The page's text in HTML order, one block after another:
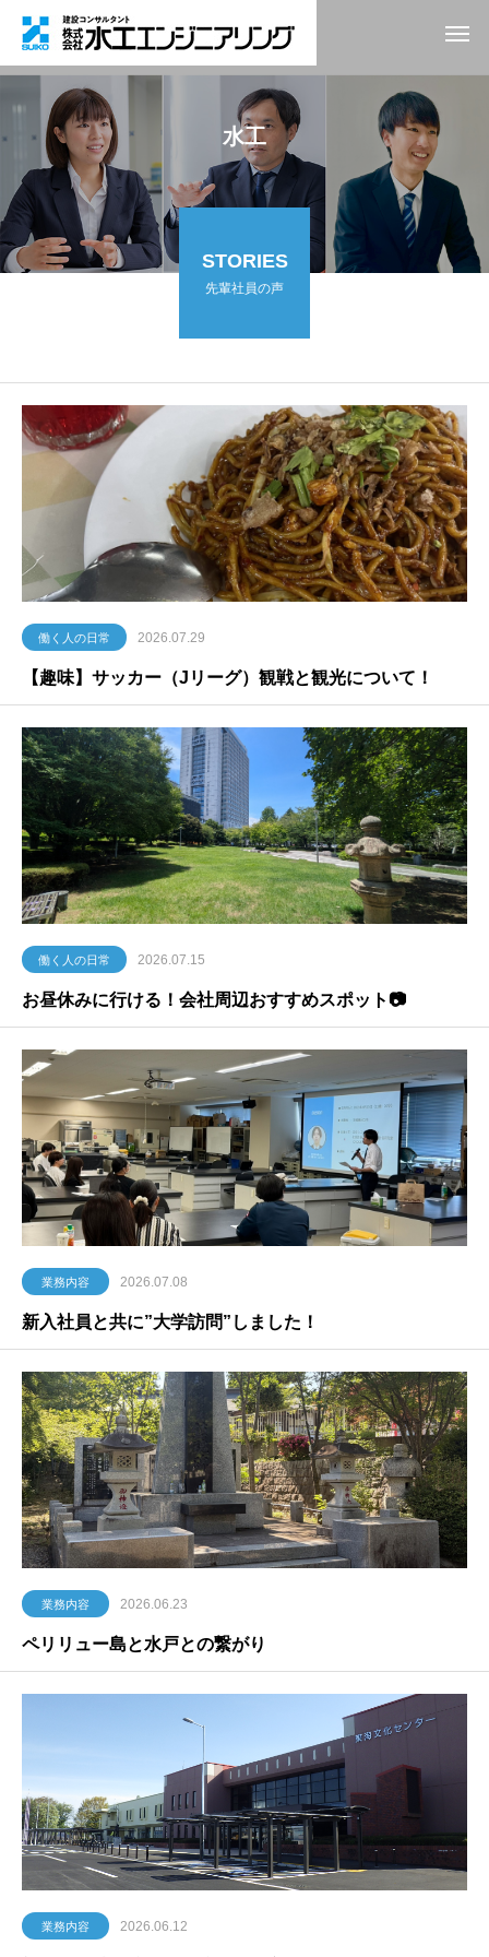
水工
STORIES
先輩社員の声
働く人の日常 2026.07.29
【趣味】サッカー（Jリーグ）観戦と観光について！
働く人の日常 2026.07.15
お昼休みに行ける！会社周辺おすすめスポット📷
業務内容 2026.07.08
新入社員と共に”大学訪問”しました！
業務内容 2026.06.23
ペリリュー島と水戸との繋がり
業務内容 2026.06.12